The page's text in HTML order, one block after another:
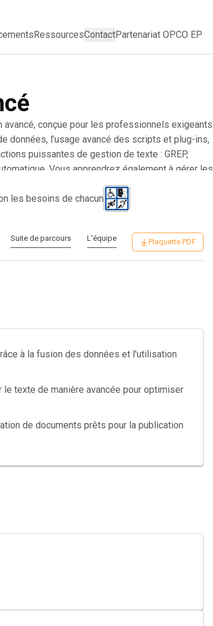
RessourcesContactPartenariat OPCO EP
conçue pour les professionnels exigeants
données, l’usage avancé des scripts et plug-ins,
puissantes de gestion de texte : GREP,
Vous apprendrez également à gérer les
en amont, et à produire des supports
vos publications et gagner en
les besoins de chacun
Suite de parcours L'équipe Plaquette PDF
à la fusion des données et l'utilisation
texte de manière avancée pour optimiser
de documents prêts pour la publication